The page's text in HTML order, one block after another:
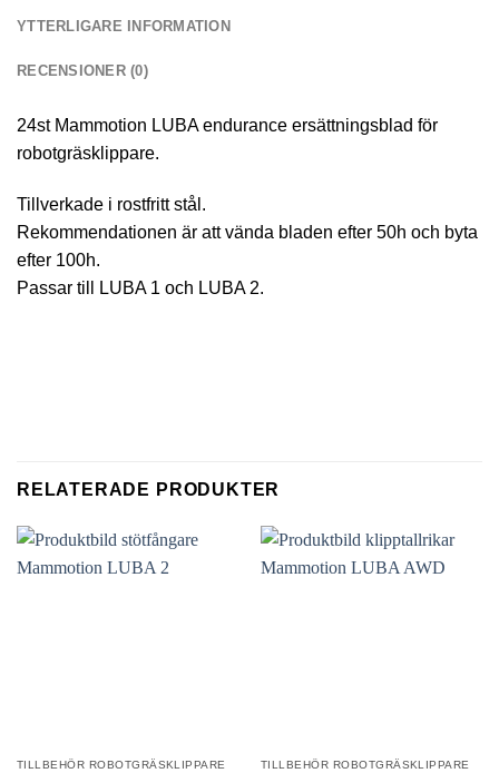
YTTERLIGARE INFORMATION
RECENSIONER (0)
24st Mammotion LUBA endurance ersättningsblad för
robotgräsklippare.
Tillverkade i rostfritt stål.
Rekommendationen är att vända bladen efter 50h och byta
efter 100h.
Passar till LUBA 1 och LUBA 2.
RELATERADE PRODUKTER
TILLBEHÖR ROBOTGRÄSKLIPPARE TILLBEHÖR ROBOTGRÄSKLIPPARE